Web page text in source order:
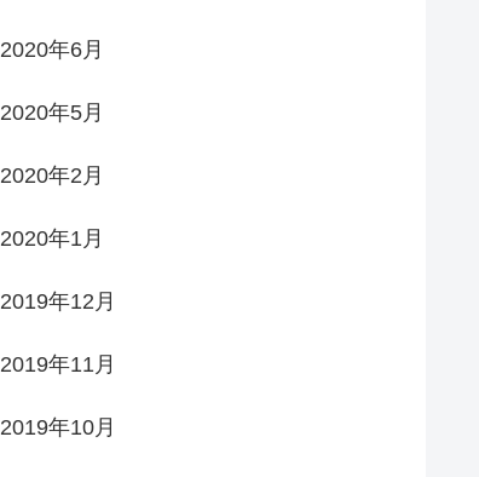
2020年6月
2020年5月
2020年2月
2020年1月
2019年12月
2019年11月
2019年10月